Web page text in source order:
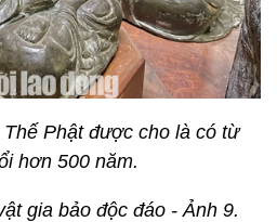
Phật được cho là có từ
hơn 500 năm.